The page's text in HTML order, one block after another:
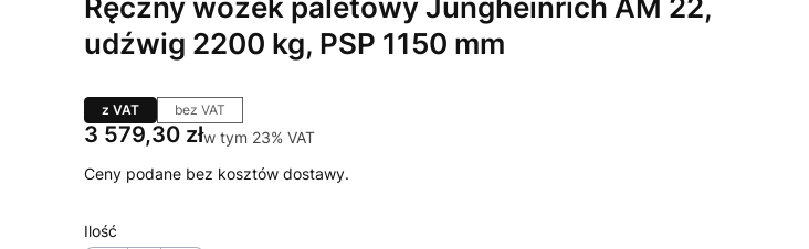
udźwig 2200 kg, PSP 1150 mm
z VAT bez VAT
Cena
3 579,30 złw tym 23% VAT
w tym 23% VAT
Ceny podane bez kosztów dostawy.
Ilość